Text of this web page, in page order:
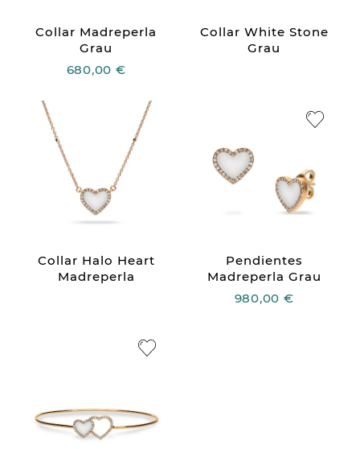
Collar Madreperla
Grau
680,00 €
Collar White Stone
Grau
Collar Halo Heart
Madreperla
Pendientes
Madreperla Grau
980,00 €